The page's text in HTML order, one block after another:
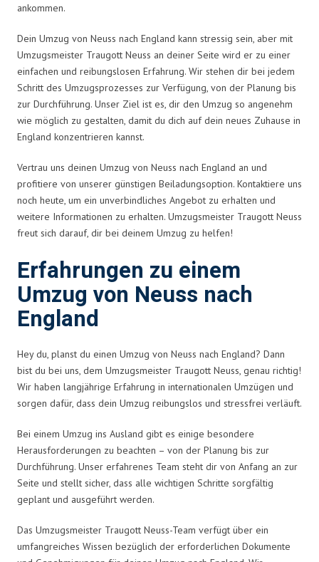
ankommen.
Dein Umzug von Neuss nach England kann stressig sein, aber mit
Umzugsmeister Traugott Neuss an deiner Seite wird er zu einer
einfachen und reibungslosen Erfahrung. Wir stehen dir bei jedem
Schritt des Umzugsprozesses zur Verfügung, von der Planung bis
zur Durchführung. Unser Ziel ist es, dir den Umzug so angenehm
wie möglich zu gestalten, damit du dich auf dein neues Zuhause in
England konzentrieren kannst.
Vertrau uns deinen Umzug von Neuss nach England an und
profitiere von unserer günstigen Beiladungsoption. Kontaktiere uns
noch heute, um ein unverbindliches Angebot zu erhalten und
weitere Informationen zu erhalten. Umzugsmeister Traugott Neuss
freut sich darauf, dir bei deinem Umzug zu helfen!
Erfahrungen zu einem
Umzug von Neuss nach
England
Hey du, planst du einen Umzug von Neuss nach England? Dann
bist du bei uns, dem Umzugsmeister Traugott Neuss, genau richtig!
Wir haben langjährige Erfahrung in internationalen Umzügen und
sorgen dafür, dass dein Umzug reibungslos und stressfrei verläuft.
Bei einem Umzug ins Ausland gibt es einige besondere
Herausforderungen zu beachten – von der Planung bis zur
Durchführung. Unser erfahrenes Team steht dir von Anfang an zur
Seite und stellt sicher, dass alle wichtigen Schritte sorgfältig
geplant und ausgeführt werden.
Das Umzugsmeister Traugott Neuss-Team verfügt über ein
umfangreiches Wissen bezüglich der erforderlichen Dokumente